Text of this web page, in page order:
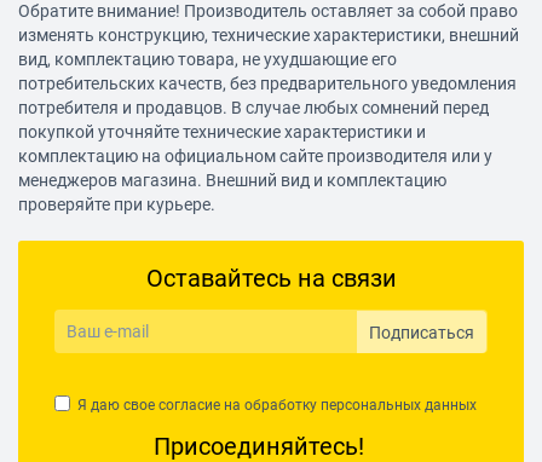
Обратите внимание! Производитель оставляет за собой право
изменять конструкцию, технические характеристики, внешний
вид, комплектацию товара, не ухудшающие его
потребительских качеств, без предварительного уведомления
потребителя и продавцов. В случае любых сомнений перед
покупкой уточняйте технические характеристики и
комплектацию на официальном сайте производителя или у
менеджеров магазина. Внешний вид и комплектацию
проверяйте при курьере.
Оставайтесь на связи
Подписаться
Я даю свое согласие на обработку персональных данных
Присоединяйтесь!